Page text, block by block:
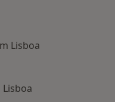
Lisboa